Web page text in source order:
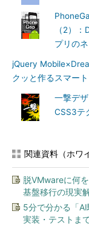
（2）
プリの
jQuery
クッと作るスマー
一撃デ
CSS3テ
関連資料（ホワ
脱VMwareに何
基盤移行の現実
5分で分かる「
実装・テストま